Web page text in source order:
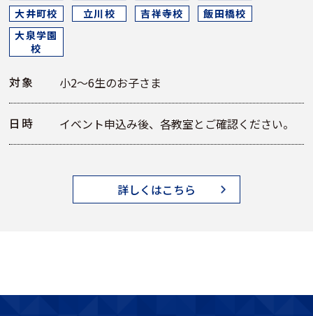
大井町校
立川校 吉祥寺校
飯田橋校
大泉学園
校
対象 小2～6生のお子さま
日時 イベント申込み後、各教室とご確認ください。
詳しくはこちら